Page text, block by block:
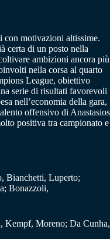
con motivazioni altissime.
certa di un posto nella
ambizioni ancora più
nella corsa al quarto
League, obiettivo
serie di risultati favorevoli
nell’economia della gara,
offensivo di Anastasios
positiva tra campionato e
Bianchetti, Luperto;
Bonazzoli,
Kempf, Moreno; Da Cunha,